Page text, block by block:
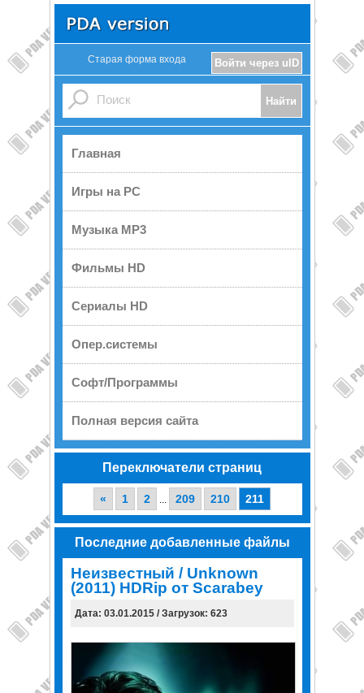
Войти через uID
Старая форма входа
Главная
Игры на PC
Музыка MP3
Фильмы HD
Сериалы HD
Опер.системы
Софт/Программы
Полная версия сайта
Переключатели страниц
« 1 2 ... 209 210 211
Последние добавленные файлы
Неизвестный / Unknown
(2011) HDRip от Scarabey
Дата: 03.01.2015 / Загрузок: 623